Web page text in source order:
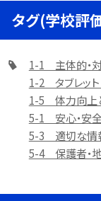
タグ(学校評
1-1 主体的・
1-2 タブレット
1-5 体力向上
5-1 安心・安
5-3 適切な情報
5-4 保護者・